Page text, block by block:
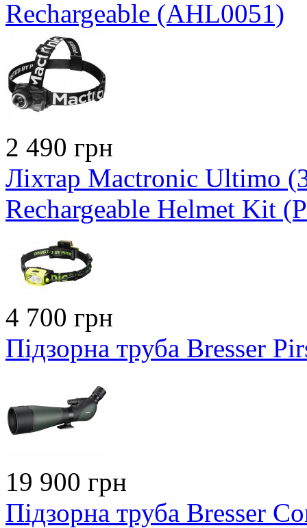
Rechargeable (AHL0051)
2 490 грн
Ліхтар Mactronic Ultimo
Rechargeable Helmet Kit
4 700 грн
Підзорна труба Bresser
19 900 грн
Підзорна труба Bresser